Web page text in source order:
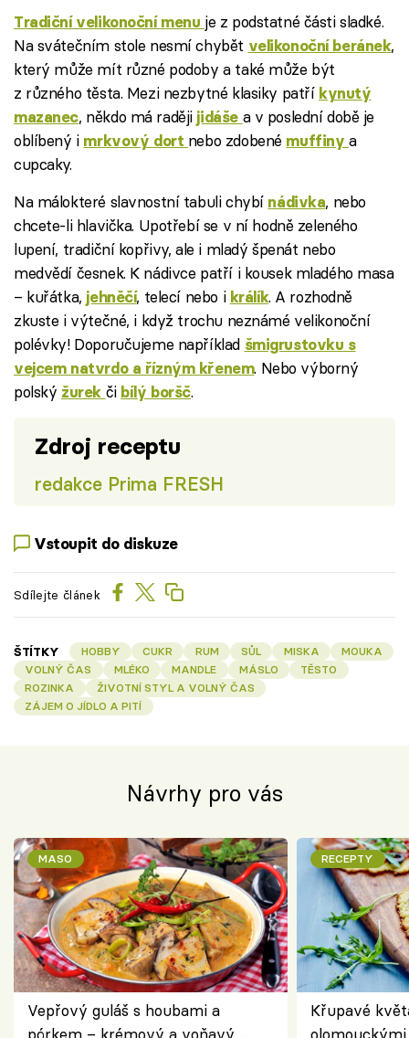
Tradiční velikonoční menu je z podstatné části sladké.
Na svátečním stole nesmí chybět velikonoční beránek,
který může mít různé podoby a také může být
z různého těsta. Mezi nezbytné klasiky patří kynutý
mazanec, někdo má raději jidáše a v poslední době je
oblíbený i mrkvový dort nebo zdobené muffinya
cupcaky.
Na málokteré slavnostní tabuli chybí nádivka, nebo
chcete-li hlavička. Upotřebí se v ní hodně zeleného
lupení, tradiční kopřivy, ale i mladý špenát nebo
medvědí česnek. K nádivce patří i kousek mladého masa
– kuřátka, jehněčí, telecí nebo i králík. A rozhodně
zkuste i výtečné, i když trochu neznámé velikonoční
polévky! Doporučujeme například šmigrustovku s
vejcem natvrdo a řízným křenem. Nebo výborný
polský žurek či bílý boršč.
Zdroj receptu
redakce Prima FRESH
Vstoupit do diskuze
Sdílejte článek
ŠTÍTKY HOBBY CUKR RUM SŮL MISKA
MOUKA
VOLNÝ ČAS
MLÉKO MANDLE MÁSLO
TĚSTO
ROZINKA
ŽIVOTNÍ STYL A VOLNÝ ČAS
ZÁJEM O JÍDLO A PITÍ
Návrhy pro vás
MASO
Vepřový guláš s houbami a
pórkem – krémový a voňavý
RECEPTY
Křupavé